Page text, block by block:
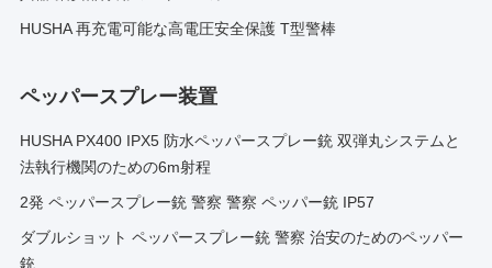
HUSHA 再充電可能な高電圧安全保護 T型警棒
ペッパースプレー装置
HUSHA PX400 IPX5 防水ペッパースプレー銃 双弾丸システムと
法執行機関のための6m射程
2発 ペッパースプレー銃 警察 警察 ペッパー銃 IP57
ダブルショット ペッパースプレー銃 警察 治安のためのペッパー
銃